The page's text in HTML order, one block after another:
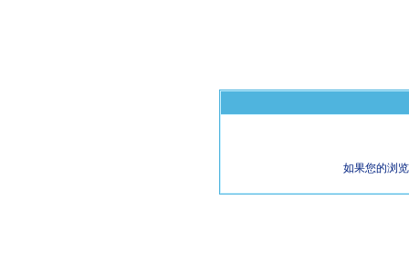
如果您的浏